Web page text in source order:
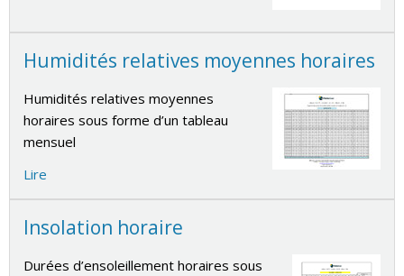
Humidités relatives moyennes horaires
Humidités relatives moyennes
horaires sous forme d’un tableau
mensuel
Lire
Insolation horaire
Durées d’ensoleillement horaires sous